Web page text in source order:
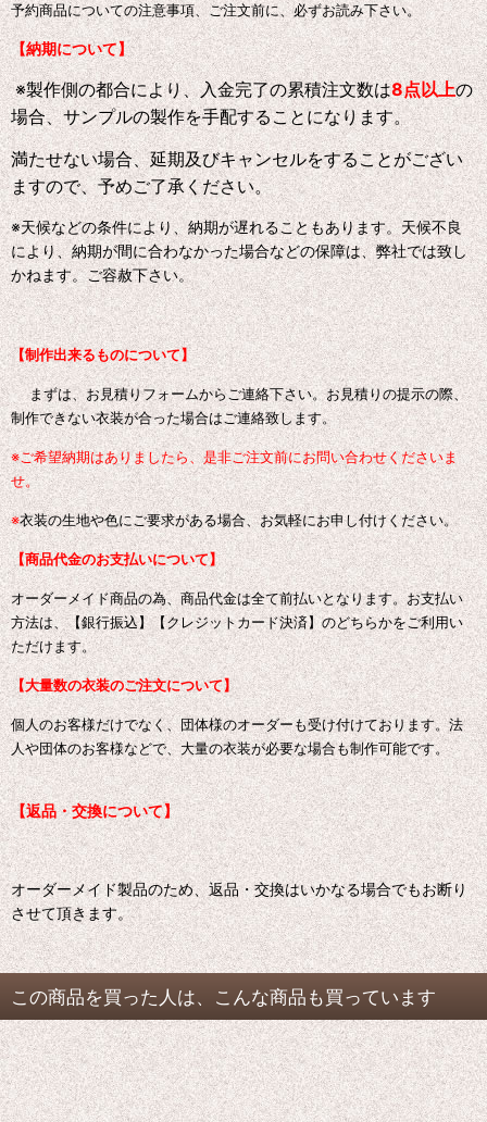
予約商品についての注意事項、ご注文前に、必ずお読み下さい。
【納期について】
※製作側の都合により、入金完了の累積注文数は8点以上の
場合、サンプルの製作を手配することになります。
満たせない場合、延期及びキャンセルをすることがござい
ますので、予めご了承ください。
※天候などの条件により、納期が遅れることもあります。天候不良
により、納期が間に合わなかった場合などの保障は、弊社では致し
かねます。ご容赦下さい。
【制作出来るものについて】
まずは、お見積りフォームからご連絡下さい。お見積りの提示の際、
制作できない衣装が合った場合はご連絡致します。
※ご希望納期はありましたら、是非ご注文前にお問い合わせくださいま
せ。
※衣装の生地や色にご要求がある場合、お気軽にお申し付けください。
【商品代金のお支払いについて】
オーダーメイド商品の為、商品代金は全て前払いとなります。お支払い
方法は、【銀行振込】【クレジットカード決済】のどちらかをご利用い
ただけます。
【大量数の衣装のご注文について】
個人のお客様だけでなく、団体様のオーダーも受け付けております。法
人や団体のお客様などで、大量の衣装が必要な場合も制作可能です。
【返品・交換について】
オーダーメイド製品のため、返品・交換はいかなる場合でもお断り
させて頂きます。
この商品を買った人は、こんな商品も買っています